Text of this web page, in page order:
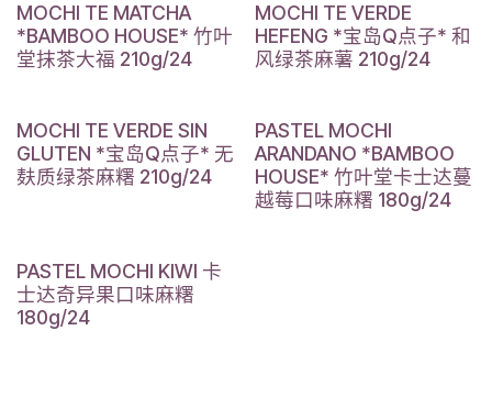
MOCHI TE MATCHA
*BAMBOO HOUSE* 竹叶
堂抹茶大福 210g/24
MOCHI TE VERDE
HEFENG *宝岛Q点子* 和
风绿茶麻薯 210g/24
MOCHI TE VERDE SIN
GLUTEN *宝岛Q点子* 无
麸质绿茶麻糬 210g/24
PASTEL MOCHI
ARANDANO *BAMBOO
HOUSE* 竹叶堂卡士达蔓
越莓口味麻糬 180g/24
PASTEL MOCHI KIWI 卡
士达奇异果口味麻糬
180g/24